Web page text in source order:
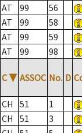
AT
99 56
AT
99 58
AT
99 59
AT
99 98
C ▼ ASSOC No. D
CH 51 1
CH
51 3